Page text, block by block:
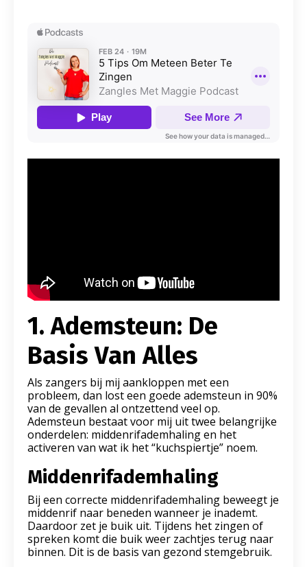
1. Ademsteun: De
Basis Van Alles
Als zangers bij mij aankloppen met een
probleem, dan lost een goede ademsteun in 90%
van de gevallen al ontzettend veel op.
Ademsteun bestaat voor mij uit twee belangrijke
onderdelen: middenrifademhaling en het
activeren van wat ik het “kuchspiertje” noem.
Middenrifademhaling
Bij een correcte middenrifademhaling beweegt je
middenrif naar beneden wanneer je inademt.
Daardoor zet je buik uit. Tijdens het zingen of
spreken komt die buik weer zachtjes terug naar
binnen. Dit is de basis van gezond stemgebruik.